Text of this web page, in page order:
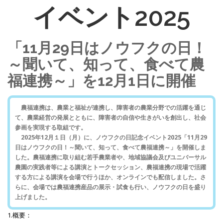
イベント2025
「11月29日はノウフクの日！
～聞いて、知って、食べて農
福連携～」を12月1日に開催
農福連携は、農業と福祉が連携し、障害者の農業分野での活躍を通じ
て、農業経営の発展とともに、障害者の自信や生きがいを創出し、社会
参画を実現する取組です。
2025年12月１日（月）に、ノウフクの日記念イベント2025「11月29
日はノウフクの日！～聞いて、知って、食べて農福連携～」を開催しま
した。農福連携に取り組む若手農業者や、地域協議会及びユニバーサル
農園の実践者等による講演とトークセッション、農福連携の現場で活躍
する方による講演を会場で行うほか、オンラインでも配信しました。さ
らに、会場では農福連携産品の展示・試食も行い、ノウフクの日を盛り
上げました。
1.概要：